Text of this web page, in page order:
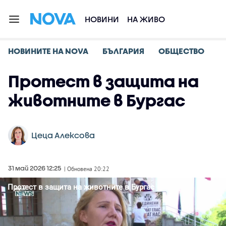
НОВИНИ НА ЖИВО
НОВИНИТЕ НА NOVA БЪЛГАРИЯ ОБЩЕСТВО
Протест в защита на
животните в Бургас
Цеца Алексова
31 май 2026 12:25 | Обновена 20:22